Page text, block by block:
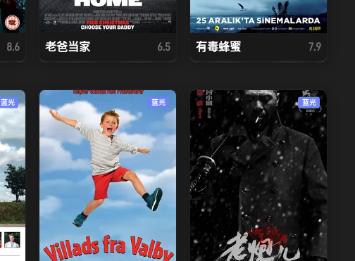
8.6 老爸当家 6.5 有毒蜂蜜 7.9
蓝光 蓝光 蓝光